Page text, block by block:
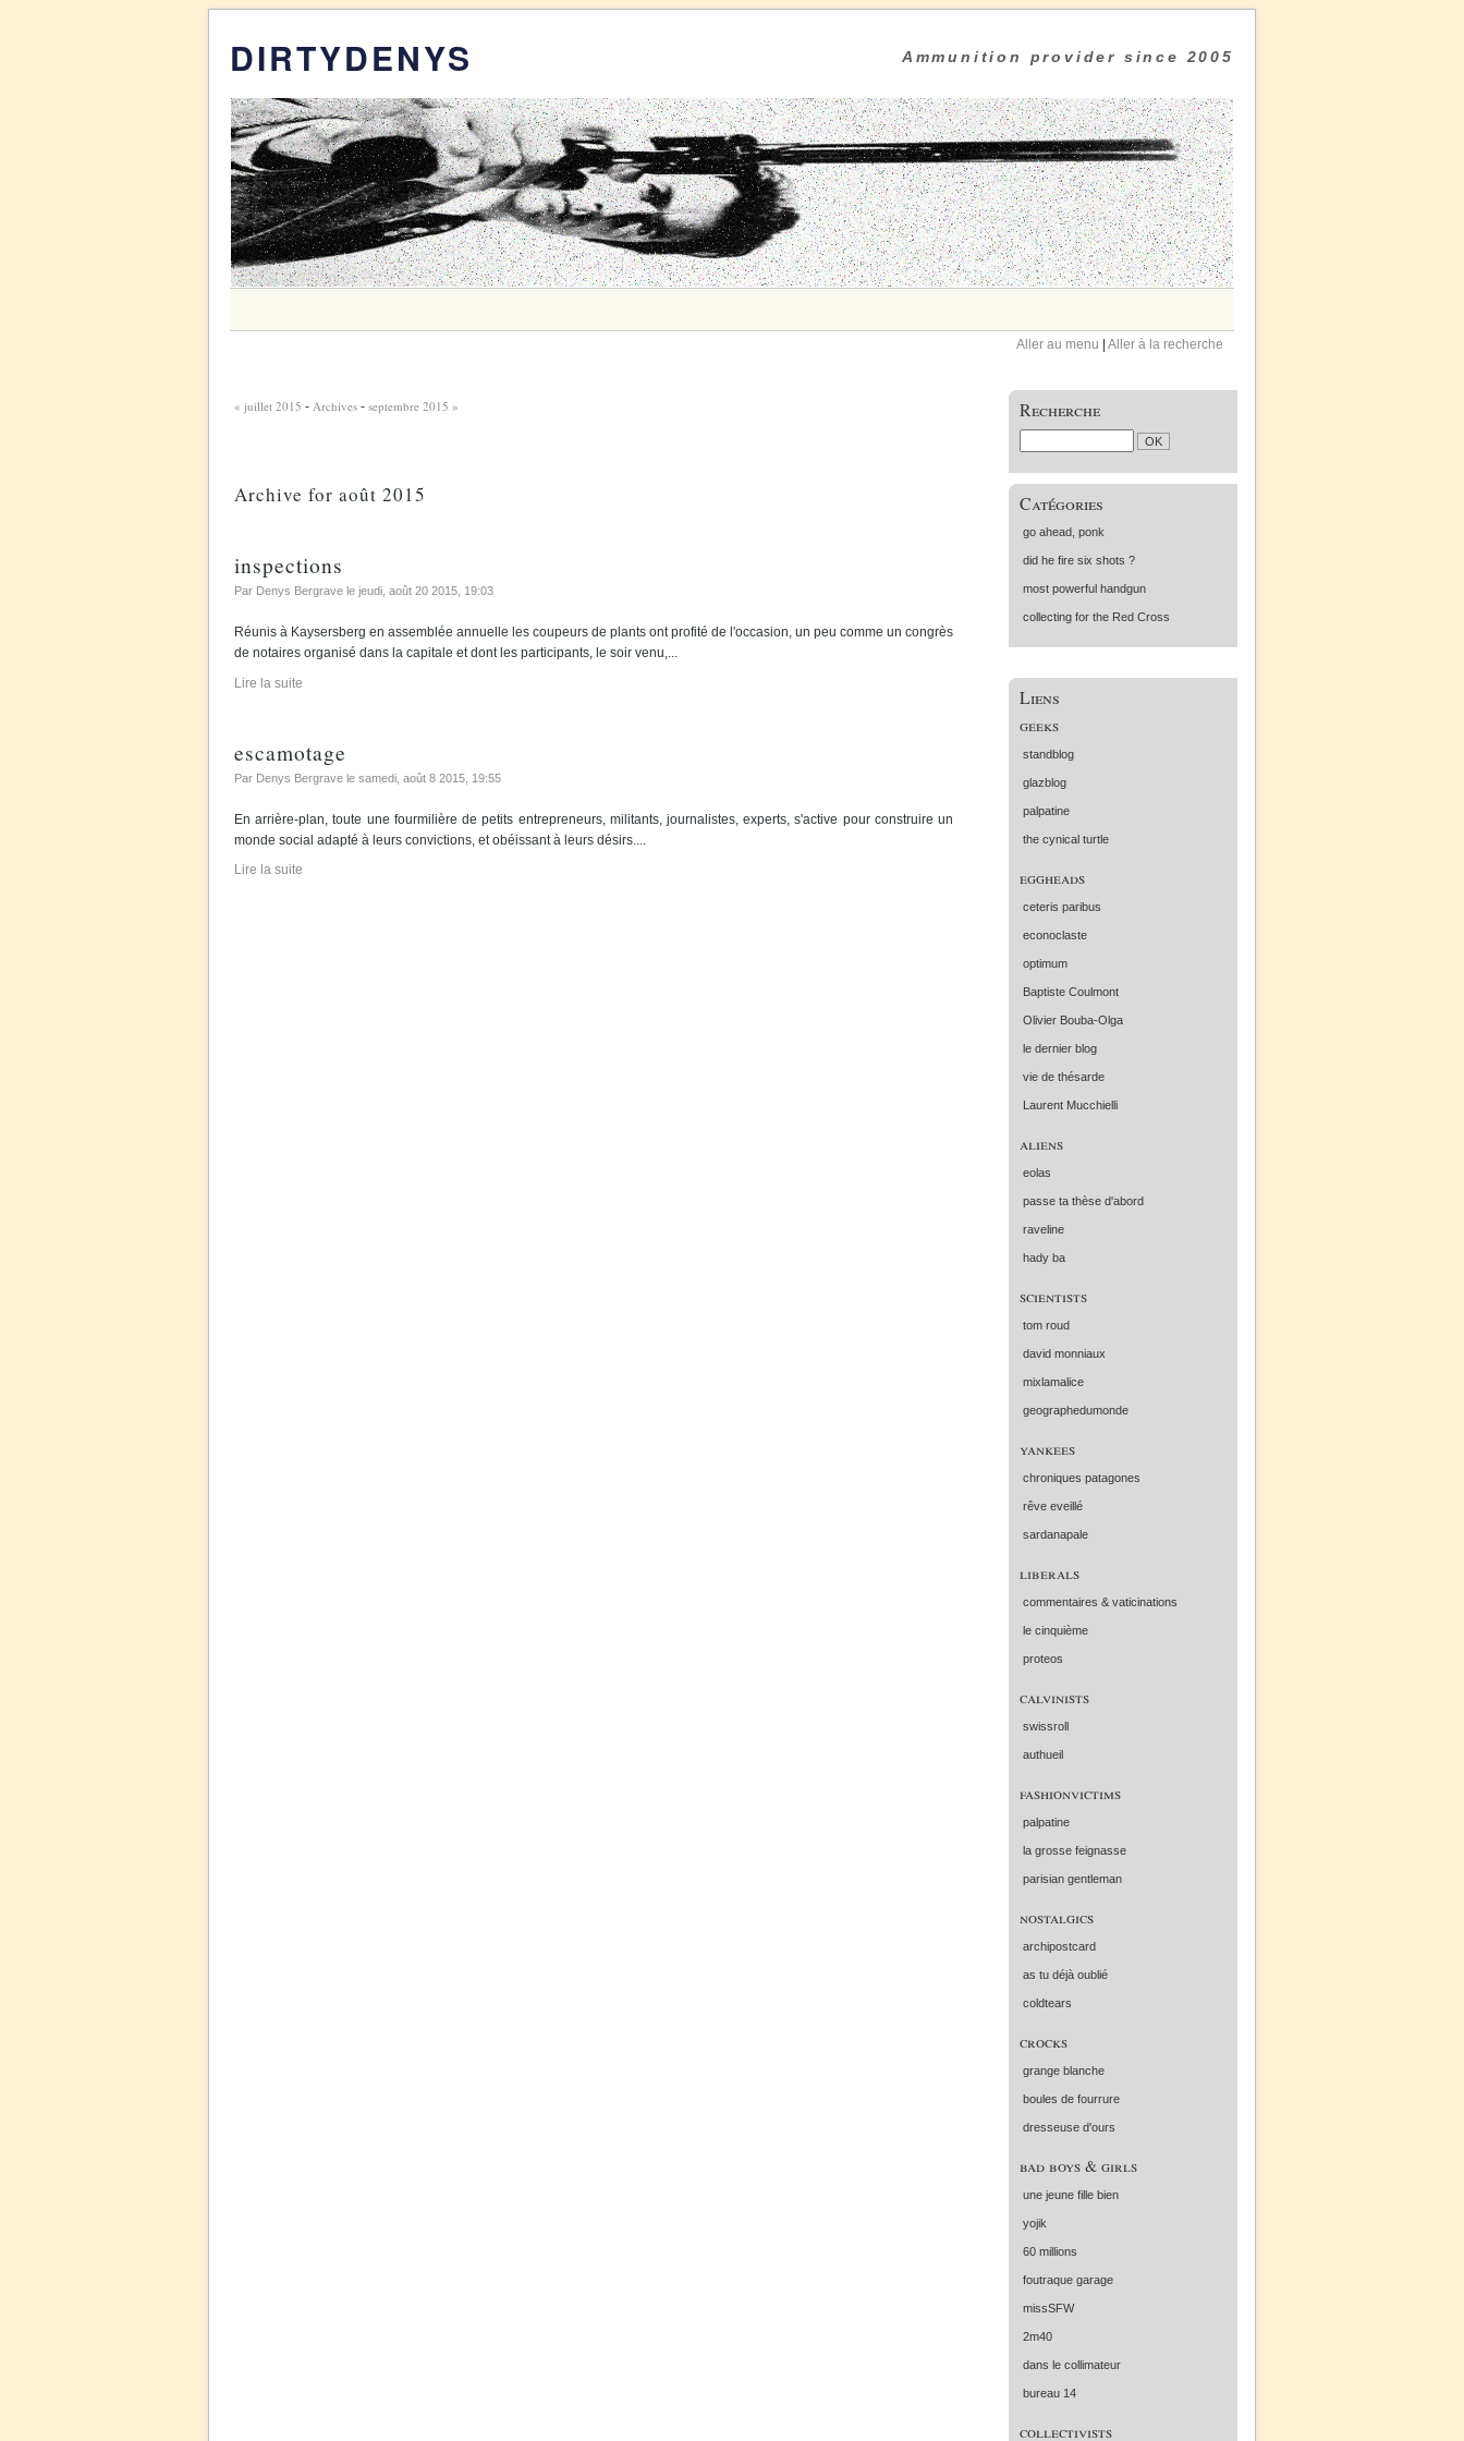
DIRTYDENYS Ammunition provider since 2005
Aller au menu |Aller à la recherche
« juillet 2015 -Archives -septembre 2015 »
Archive for août 2015
inspections
Par Denys Bergrave lejeudi, août 20 2015 , 19:03
Réunis à Kaysersberg en assemblée annuelle les coupeurs de plants ont profité de l'occasion, un peu comme un congrès
de notaires organisé dans la capitale et dont les participants, le soir venu,...
Lire la suite
escamotage
Par Denys Bergrave lesamedi, août 8 2015 , 19:55
En arrière-plan, toute une fourmilière de petits entrepreneurs, militants, journalistes, experts, s'active pour construire un
monde social adapté à leurs convictions, et obéissant à leurs désirs....
Lire la suite
Recherche
Catégories
go ahead, ponk
did he fire six shots ?
most powerful handgun
collecting for the Red Cross
Liens
geeks
standblog
glazblog
palpatine
the cynical turtle
eggheads
ceteris paribus
econoclaste
optimum
Baptiste Coulmont
Olivier Bouba-Olga
le dernier blog
vie de thésarde
Laurent Mucchielli
aliens
eolas
passe ta thèse d'abord
raveline
hady ba
scientists
tom roud
david monniaux
mixlamalice
geographedumonde
yankees
chroniques patagones
rêve eveillé
sardanapale
liberals
commentaires & vaticinations
le cinquième
proteos
calvinists
swissroll
authueil
fashionvictims
palpatine
la grosse feignasse
parisian gentleman
nostalgics
archipostcard
as tu déjà oublié
coldtears
crocks
grange blanche
boules de fourrure
dresseuse d'ours
bad boys & girls
une jeune fille bien
yojik
60 millions
foutraque garage
missSFW
2m40
dans le collimateur
bureau 14
collectivists